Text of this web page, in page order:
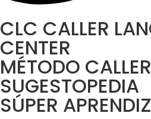
CLC CALLER
CENTER
MÉTODO
SUGESTOPEDIA
SÚPER